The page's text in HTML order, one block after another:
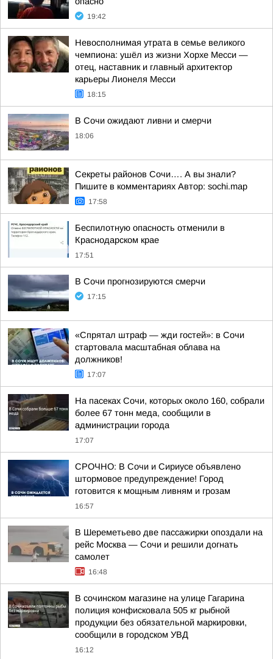
19:42
Невосполнимая утрата в семье великого
чемпиона: ушёл из жизни Хорхе Месси —
отец, наставник и главный архитектор
карьеры Лионеля Месси
18:15
В Сочи ожидают ливни и смерчи
18:06
Секреты районов Сочи…. А вы знали?
Пишите в комментариях Автор: sochi.map
17:58
Беспилотную опасность отменили в
Краснодарском крае
17:51
В Сочи прогнозируются смерчи
17:15
«Спрятал штраф — жди гостей»: в Сочи
стартовала масштабная облава на
должников!
17:07
На пасеках Сочи, которых около 160, собрали
более 67 тонн меда, сообщили в
администрации города
17:07
СРОЧНО: В Сочи и Сириусе объявлено
штормовое предупреждение! Город
готовится к мощным ливням и грозам
16:57
В Шереметьево две пассажирки опоздали на
рейс Москва — Сочи и решили догнать
самолет
16:48
В сочинском магазине на улице Гагарина
полиция конфисковала 505 кг рыбной
продукции без обязательной маркировки,
сообщили в городском УВД
16:12